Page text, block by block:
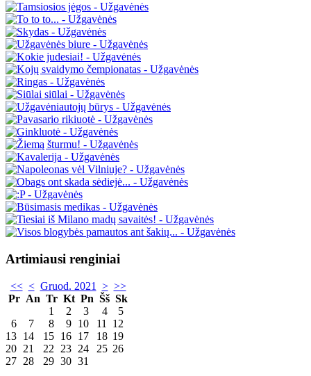
Artimiausi renginiai
<< < Gruod. 2021 > >>
Pr An Tr Kt Pn Šš Sk
1
2 3 4
5
6
7 8 9 10 11
12
13 14 15 16 17 18 19
20 21 22 23 24 25 26
27 28 29 30 31